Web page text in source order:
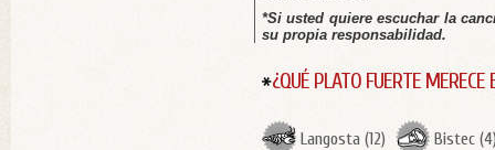
*Si usted quiere escuchar la
su propia responsabilidad.
¿QUÉ PLATO FUERTE MERECE
Langosta (12) Bistec (4